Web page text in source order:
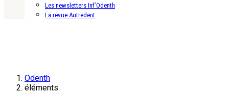
Les newsletters Inf’Odenth
La revue Autredent
Odenth
éléments